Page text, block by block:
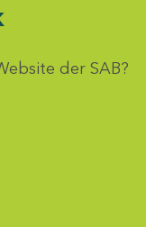
der SAB?